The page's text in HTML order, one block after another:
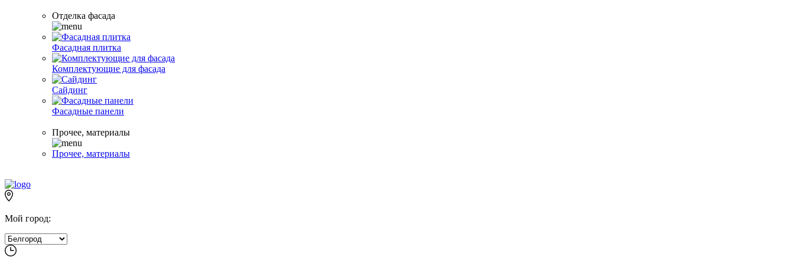
Отделка фасада
Фасадная плитка
Комплектующие для фасада
Сайдинг
Фасадные панели
Прочее, материалы
Прочее, материалы
Мой город: